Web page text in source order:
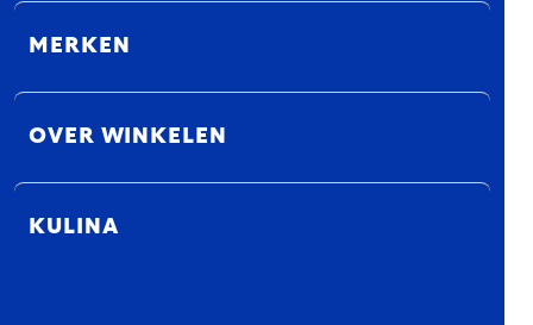
MERKEN
OVER WINKELEN
KULINA